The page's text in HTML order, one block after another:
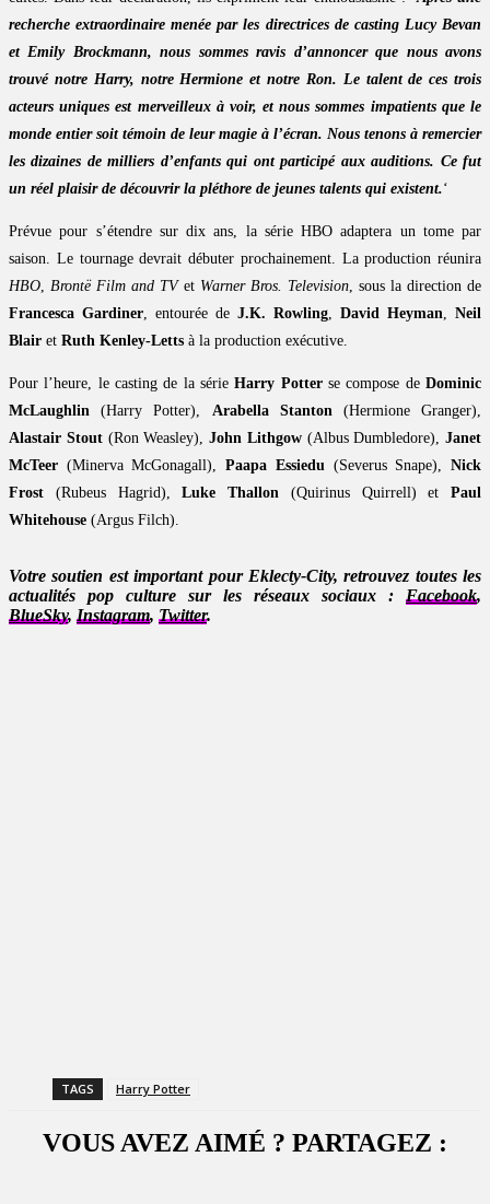
recherche extraordinaire menée par les directrices de casting Lucy Bevan
et Emily Brockmann, nous sommes ravis d’annoncer que nous avons
trouvé notre Harry, notre Hermione et notre Ron. Le talent de ces trois
acteurs uniques est merveilleux à voir, et nous sommes impatients que le
monde entier soit témoin de leur magie à l’écran. Nous tenons à remercier
les dizaines de milliers d’enfants qui ont participé aux auditions. Ce fut
un réel plaisir de découvrir la pléthore de jeunes talents qui existent.‘
Prévue pour s’étendre sur dix ans, la série HBO adaptera un tome par
saison. Le tournage devrait débuter prochainement. La production réunira
HBO, Brontë Film and TVet Warner Bros. Television, sous la direction de
Francesca Gardiner, entourée de J.K. Rowling, David Heyman, Neil
Blair et Ruth Kenley-Letts à la production exécutive.
Pour l’heure, le casting de la sérieHarry Potterse compose deDominic
McLaughlin (Harry Potter), Arabella Stanton(Hermione Granger),
Alastair Stout(Ron Weasley), John Lithgow(Albus Dumbledore), Janet
McTeer (Minerva McGonagall),Paapa Essiedu(Severus Snape),Nick
Frost (Rubeus Hagrid),Luke Thallon (Quirinus Quirrell) et Paul
Whitehouse (Argus Filch).
Votre soutien est important pour Eklecty-City, retrouvez toutes les
actualités pop culture sur les réseaux sociaux : Facebook,
BlueSky, Instagram, Twitter.
TAGS Harry Potter
VOUS AVEZ AIMÉ ? PARTAGEZ :